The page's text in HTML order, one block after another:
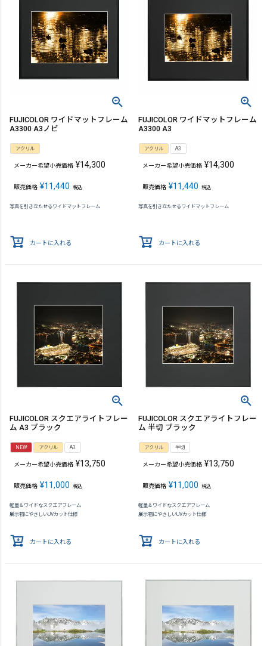
FUJICOLOR ワイドマットフレーム
A3300 A3ノビ
アクリル
メーカー希望小売価格 ¥14,300
販売価格 ¥11,440 税込
写真を引き立たせるワイドマットフレーム
カートに入れる
FUJICOLOR ワイドマットフレーム
A3300 A3
アクリル A3
メーカー希望小売価格 ¥14,300
販売価格 ¥11,440 税込
写真を引き立たせるワイドマットフレーム
カートに入れる
FUJICOLOR スクエアライトフレー
ム A3 ブラック
NEW アクリル A3
メーカー希望小売価格 ¥13,750
販売価格 ¥11,000 税込
軽量＆ワイドなスクエアフレーム
展示物にやさしいUVカット仕様
カートに入れる
FUJICOLOR スクエアライトフレー
ム 半切 ブラック
アクリル 半切
メーカー希望小売価格 ¥13,750
販売価格 ¥11,000 税込
軽量＆ワイドなスクエアフレーム
展示物にやさしいUVカット仕様
カートに入れる